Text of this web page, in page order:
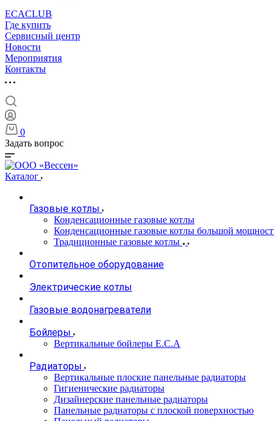
ECACLUB
Где купить
Сервисный центр
Новости
Мероприятия
Контакты
0
Задать вопрос
Каталог
Газовые котлы
Конденсационные газовые котлы
Конденсационные газовые котлы большой
Традиционные газовые котлы
Отопительное оборудование
Электрические котлы
Газовые водонагреватели
Бойлеры
Вертикальные бойлеры E.C.A
Радиаторы
Вертикальные плоские панельные радиаторы
Гигиенические радиаторы
Дизайнерские панельные радиаторы
Панельные радиаторы с плоской поверхностью